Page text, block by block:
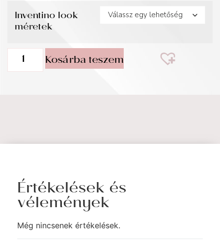
Inventino look
méretek
Kosárba teszem
Értékelések és
vélemények
Még nincsenek értékelések.